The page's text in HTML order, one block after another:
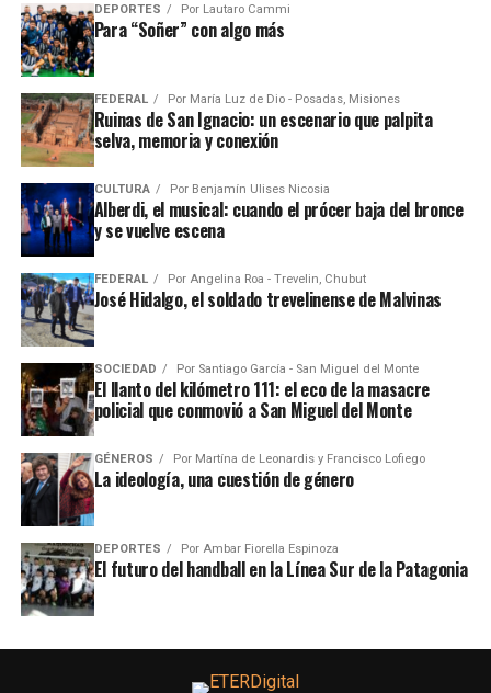
DEPORTES Por Lautaro Cammi
Para “Soñer” con algo más
FEDERAL Por María Luz de Dio - Posadas, Misiones
Ruinas de San Ignacio: un escenario que palpita
selva, memoria y conexión
CULTURA Por Benjamín Ulises Nicosia
Alberdi, el musical: cuando el prócer baja del bronce
y se vuelve escena
FEDERAL Por Angelina Roa - Trevelin, Chubut
José Hidalgo, el soldado trevelinense de Malvinas
SOCIEDAD Por Santiago García - San Miguel del Monte
El llanto del kilómetro 111: el eco de la masacre
policial que conmovió a San Miguel del Monte
GÉNEROS Por Martína de Leonardis y Francisco Lofiego
La ideología, una cuestión de género
DEPORTES Por Ambar Fiorella Espinoza
El futuro del handball en la Línea Sur de la Patagonia